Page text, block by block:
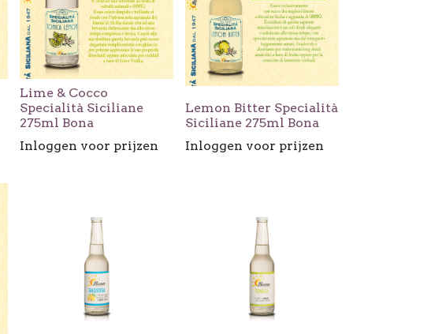
Lime & Cocco
Specialità Siciliane
275ml Bona
Inloggen voor prijzen
Lemon Bitter Specialità
Siciliane 275ml Bona
Inloggen voor prijzen